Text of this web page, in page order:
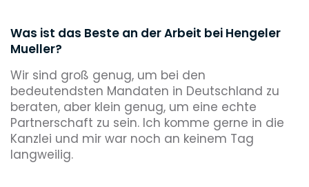
Was ist das Beste an der Arbeit bei Hengeler
Mueller?
Wir sind groß genug, um bei den
bedeutendsten Mandaten in Deutschland zu
beraten, aber klein genug, um eine echte
Partnerschaft zu sein. Ich komme gerne in die
Kanzlei und mir war noch an keinem Tag
langweilig.